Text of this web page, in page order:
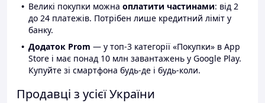
Великі покупки можна оплатити частинами: від 2
до 24 платежів. Потрібен лише кредитний ліміт у
банку.
Додаток Prom — у топ-3 категорії «Покупки» в App
Store і має понад 10 млн завантажень у Google Play.
Купуйте зі смартфона будь-де і будь-коли.
Продавці з усієї України